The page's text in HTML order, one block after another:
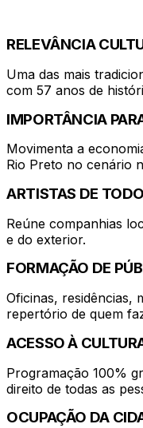
RELEVÂNCIA
Uma das mais
com 57 anos de
IMPORTÂNCIA
Movimenta a
Rio Preto no cenário
ARTISTAS DE
Reúne companhias
e do exterior.
FORMAÇÃO DE
Oficinas, residências,
repertório de quem
ACESSO À
Programação 100%
direito de todas as
OCUPAÇÃO DA